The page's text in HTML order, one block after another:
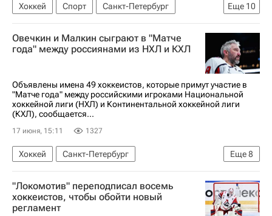
Еще 10
Хоккей Спорт
Санкт-Петербург
Москва
Дмитрий Симашев
Павел Минтюков
Марат Хуснутдинов
Илья Сорокин
Коламбус Блю Джекетс
Ак Барс
Локомотив (Ярославль)
Овечкин и Малкин сыграют в "Матче
года" между россиянами из НХЛ и КХЛ
Объявлены имена 49 хоккеистов, которые примут участие в
"Матче года" между российскими игроками Национальной
хоккейной лиги (НХЛ) и Континентальной хоккейной лиги
(КХЛ), сообщается...
17 июня, 15:11 1327
Еще8
Хоккей
Санкт-Петербург
Александр Овечкин
Евгений Малкин
Артемий Панарин
Авангард
Лос-Анджелес Кингз
"Локомотив" переподписал восемь
хоккеистов, чтобы обойти новый
регламент